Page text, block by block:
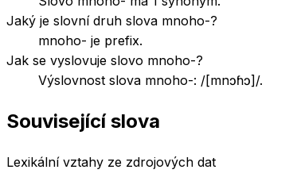
Jaký je slovní druh slova mnoho-?
mnoho- je prefix.
Jak se vyslovuje slovo mnoho-?
Výslovnost slova mnoho-: /[mnɔɦɔ]/.
Související slova
Lexikální vztahy ze zdrojových dat